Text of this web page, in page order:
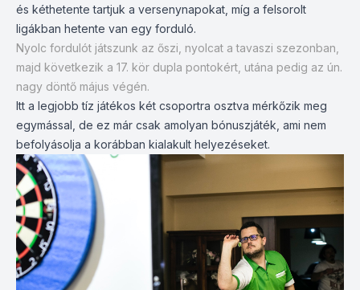
és kéthetente tartjuk a versenynapokat, míg a felsorolt
ligákban hetente van egy forduló.
Nyolc fordulót játszunk az őszi, nyolcat a tavaszi szezonban,
majd következik a 17. kör dupla pontokért, utána pedig az ún.
nagy döntő május végén.
Itt a legjobb tíz játékos két csoportra osztva mérkőzik meg
egymással, de ez már csak amolyan bónuszjáték, ami nem
befolyásolja a korábban kialakult helyezéseket.